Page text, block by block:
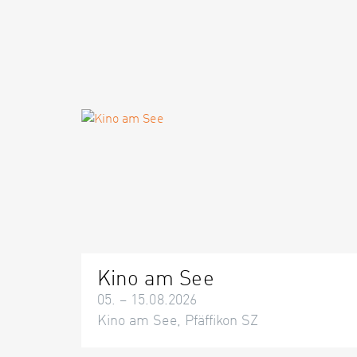
Kino am See
05. – 15.08.2026
Kino am See, Pfäffikon SZ